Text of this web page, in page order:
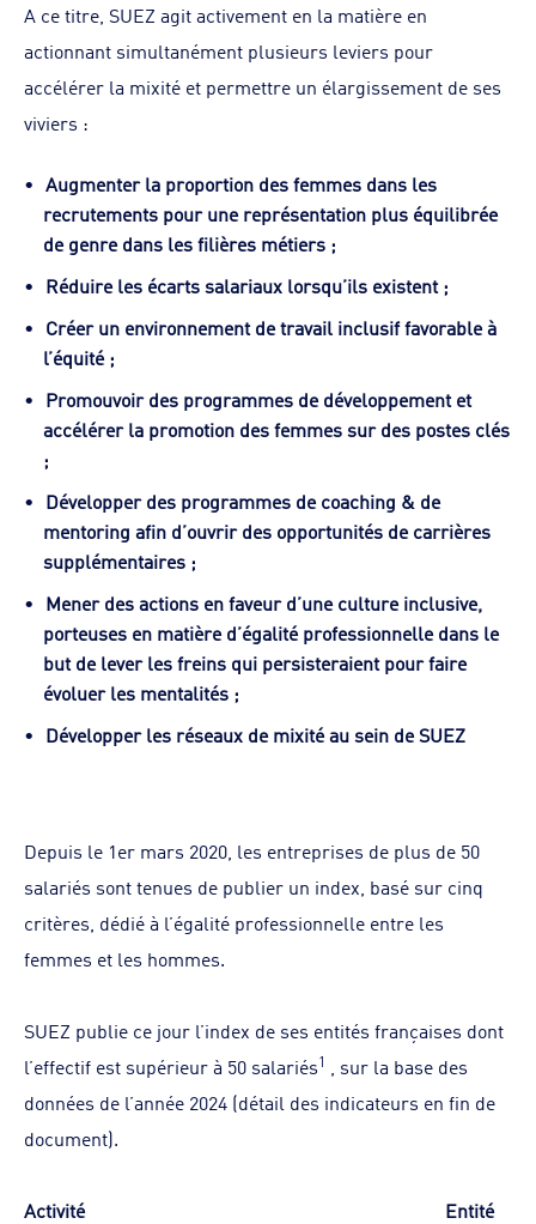
A ce titre, SUEZ agit activement en la matière en
actionnant simultanément plusieurs leviers pour
accélérer la mixité et permettre un élargissement de ses
viviers :
Augmenter la proportion des femmes dans les
recrutements pour une représentation plus équilibrée
de genre dans les filières métiers ;
Réduire les écarts salariaux lorsqu’ils existent ;
Créer un environnement de travail inclusif favorable à
l’équité ;
Promouvoir des programmes de développement et
accélérer la promotion des femmes sur des postes clés
;
Développer des programmes de coaching & de
mentoring afin d’ouvrir des opportunités de carrières
supplémentaires ;
Mener des actions en faveur d’une culture inclusive,
porteuses en matière d’égalité professionnelle dans le
but de lever les freins qui persisteraient pour faire
évoluer les mentalités ;
Développer les réseaux de mixité au sein de SUEZ
Depuis le 1er mars 2020, les entreprises de plus de 50
salariés sont tenues de publier un index, basé sur cinq
critères, dédié à l’égalité professionnelle entre les
femmes et les hommes.
SUEZ publie ce jour l’index de ses entités françaises dont
l’effectif est supérieur à 50 salariés1
, sur la base des
données de l’année 2024 (détail des indicateurs en fin de
document).
Activité Entité